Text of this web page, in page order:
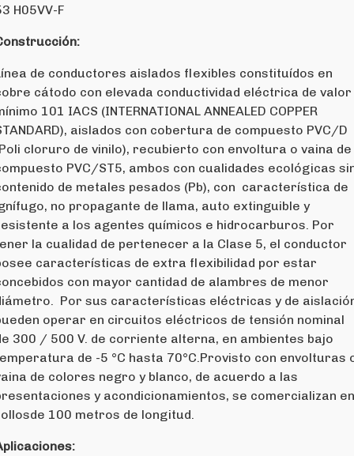
H05VV-F
de conductores aislados flexibles constituídos en
cátodo con elevada conductividad eléctrica de valor
101 IACS (INTERNATIONAL ANNEALED COPPER
aislados con cobertura de compuesto PVC/D
cloruro de vinilo), recubierto con envoltura o vaina de
PVC/ST5, ambos con cualidades ecológicas
de metales pesados (Pb), con característica de
no propagante de llama, auto extinguible y
a los agentes químicos e hidrocarburos. Por
la cualidad de pertenecer a la Clase 5, el conductor
características de extra flexibilidad por estar
con mayor cantidad de alambres de menor
Por sus características eléctricas y de
operar en circuitos eléctricos de tensión nominal
300 / 500 V. de corriente alterna, en ambientes bajo
de -5 °C hasta 70°C.Provisto con envolturas
de colores negro y blanco, de acuerdo a las
y acondicionamientos, se comercializan en
100 metros de longitud.